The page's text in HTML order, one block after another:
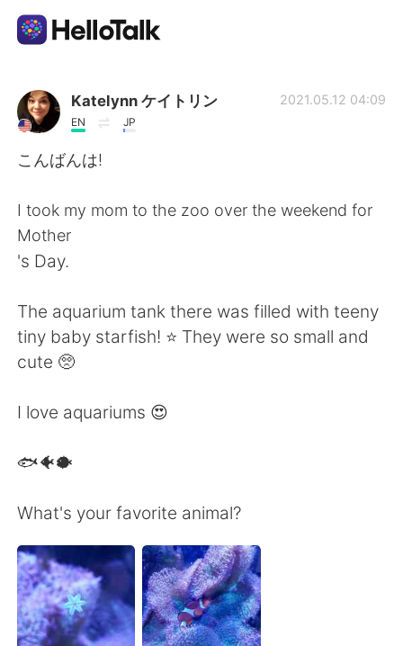
Sprachaustausch-App
AI Grammar Checker
English
繁體中文 Español
العربية
日本語
Русский
Türkçe Tiếng Việt
Português
Katelynn ケイトリン
EN JP
2021.05.12 04:09
こんばんは!
I took my mom to the zoo over the weekend for
Mother
's Day.
The aquarium tank there was filled with teeny
tiny baby starfish! ⭐ They were so small and
cute 🥺
I love aquariums 😍
🐟🐠🐡
What's your favorite animal?